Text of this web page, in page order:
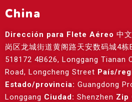
China
Dirección para Flete Aéreo 中
岗区龙城街道黄阁路天安数码城4
518172 4B626, Longgang Tianan
Road, Longcheng Street País/
Estado/provincia: Guangdong
Longgang Ciudad: Shenzhen Zip